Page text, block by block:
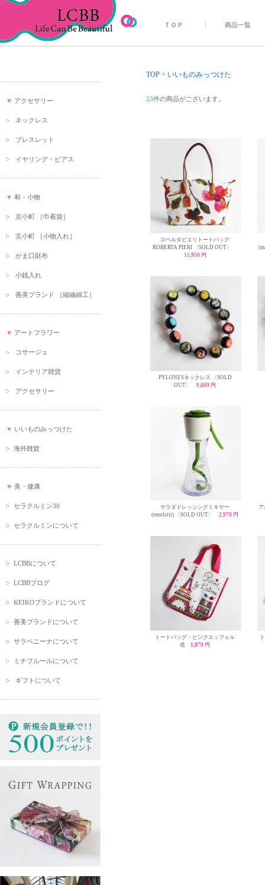
ＴＯＰ 商品一覧
▼ アクセサリー
ネックレス
ブレスレット
イヤリング・ピアス
▼ 和・小物
京小町 ［巾着袋］
京小町 ［小物入れ］
がま口財布
小銭入れ
善美ブランド ［縮緬細工］
▼ アートフラワー
コサージュ
インテリア雑貨
アクセサリー
▼ いいものみっつけた
海外雑貨
▼ 美・健康
セラクルミン30
セラクルミンについて
LCBBについて
LCBBブログ
KEIKOブランドについて
善美ブランドについて
サラペニーナについて
ミチフルールについて
ギフトについて
TOP > いいものみっつけた
23件の商品がございます。
ロベルタピエリトートバッグ
ROBERTA PIERI 〈SOLD OUT〉
15,950 円
PYLONESネックレス 〈SOLD
OUT〉
9,680 円
サラダドレッシングミキサー
(emulstir) 〈SOLD OUT〉
2,970 円
ア
トートバッグ・ピンクエッフェル
塔 1,870 円